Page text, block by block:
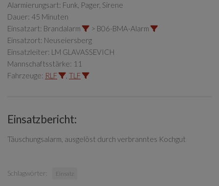
Alarmierungsart: Funk, Pager, Sirene
Dauer: 45 Minuten
Einsatzart: Brandalarm
> B06-BMA-Alarm
Einsatzort: Neuseiersberg
Einsatzleiter: LM GLAVASSEVICH
Mannschaftsstärke: 11
Fahrzeuge: RLF TLF
Einsatzbericht:
Täuschungsalarm, ausgelöst durch verbranntes Kochgut
Schlagwörter: Einsatz